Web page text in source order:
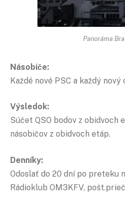
Panoráma
Násobiče:
Každé nové PSC a každý nový
Výsledok:
Súčet QSO bodov z obidvoch
násobičov z obidvoch etáp.
Denníky:
Odoslať do 20 dní po preteku
Rádioklub OM3KFV,